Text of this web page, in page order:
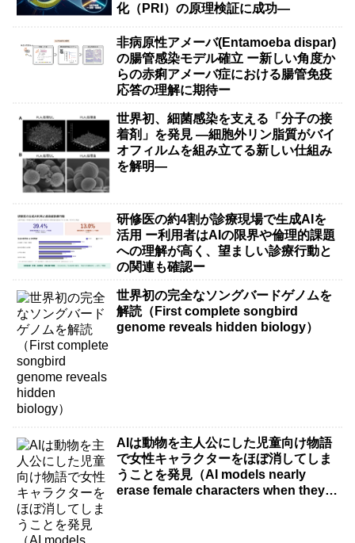
化（PRI）の原理検証に成功―
非病原性アメーバ(Entamoeba dispar)
の腸管感染モデル確立 ー新しい角度か
らの赤痢アメーバ症における腸管免疫
応答の理解に期待ー
世界初、細菌感染を支える「分子の接
着剤」を発見 ―細胞外リン脂質がバイ
オフィルムを組み立てる新しい仕組み
を解明―
研修医の約4割が診療現場で生成AIを
活用 ー利用者はAIの限界や倫理的課題
への理解が高く、望ましい診療行動と
の関連も確認ー
世界初の完全なソングバードゲノムを
解読（First complete songbird
genome reveals hidden biology）
AIは動物を主人公にした児童向け物語
で女性キャラクターをほぼ消してしま
うことを発見（AI models nearly
erase female characters when they